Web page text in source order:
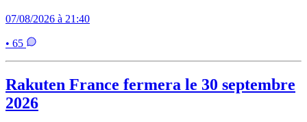
07/08/2026 à 21:40
• 65
Rakuten France fermera le 30 septembre
2026